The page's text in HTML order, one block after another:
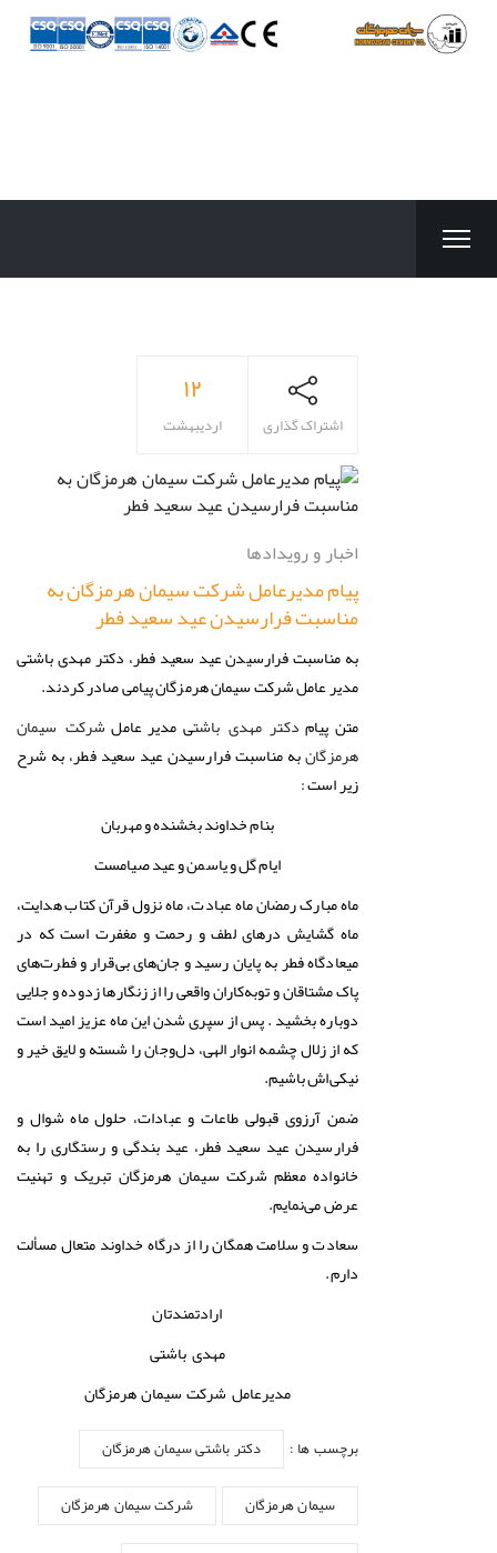
۱۲
اردیبهشت اشتراک گذاری
اخبار و رویدادها
پیام مدیرعامل شرکت سیمان هرمزگان به
مناسبت فرارسیدن عید سعید فطر
به مناسبت فرارسیدن عید سعید فطر، دکتر مهدی باشتی
مدیر عامل شرکت سیمان هرمزگان پیامی صادر کردند.
متن پیام دکتر مهدی باشتی مدیر عامل شرکت سیمان
هرمزگانبه مناسبت فرارسیدن عید سعید فطر، به شرح
زیر است :
بنام خداوند بخشنده و مهربان
ايام گل و ياسمن و عيد صيامست
ماه مبارک رمضان ماه عبادت، ماه نزول قرآن کتاب هدایت،
ماه گشایش درهای لطف و رحمت و مغفرت است که در
میعادگاه فطر به پایان رسید و جان‌های بی‌قرار و فطرت‌های
پاک مشتاقان و توبه‌کاران واقعی را از زنگارها زدوده و جلایی
دوباره بخشید . پس از سپری شدن این ماه عزیز امید است
که از زلال چشمه انوار الهی، دل‌وجان را شسته و لایق خیر و
نیکی‌اش باشیم.
ضمن آرزوی قبولی طاعات و عبادات، حلول ماه شوال و
فرارسیدن عید سعید فطر، عید بندگی و رستگاری را به‌
خانواده معظم شرکت سیمان هرمزگان تبریک و تهنیت
عرض می‌نمایم.
سعادت و سلامت همگان را از درگاه خداوند متعال مسألت
دارم.
ارادتمندتان
مهدی باشتی
مدیرعامل شرکت سیمان هرمزگان
برچسب ها : دکتر باشتی سیمان هرمزگان
سیمان هرمزگان شرکت سیمان هرمزگان